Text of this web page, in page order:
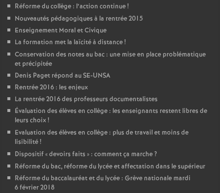
Réforme du collège : l’action continue!
Nouveautés pédagogiques à la rentrée 2015
Enseignement Moral et Civique
La formation met la laïcité à distance!
Conservation des notes au bac : une mise en place problématique
et précipitée
Denis Paget répond au SE-UNSA
Rentrée 2016 : les enjeux
La rentrée 2016 des professeurs documentalistes
Évaluation des élèves en collège : les enseignants restent libres de
leurs choix!
Evaluation des élèves en collège : plus de travail et moins de
lisibilité!
Dispositif «devoirs faits » : comment ça marche?
Réforme du bac, réforme du lycée et affectation dans le supérieur
Réforme du baccalauréat et du lycée : Grève nationale mardi
6 février 2018